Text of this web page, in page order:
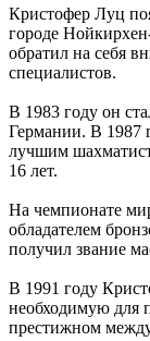
Кристофер Луц
городе
обратил на себя
специалистов.
В 1983 году он
Германии. В 1987
лучшим
16 лет.
На чемпионате
обладателем
получил звание
В 1991 году
необходимую для
престижном